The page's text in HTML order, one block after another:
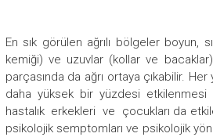
En sık görülen ağrılı bölgeler boyun,
kemiği) ve uzuvlar (kollar ve
parçasında da ağrı ortaya çıkabilir. Her
daha yüksek bir yüzdesi
hastalık erkekleri ve çocukları da
psikolojik semptomları ve psikolojik